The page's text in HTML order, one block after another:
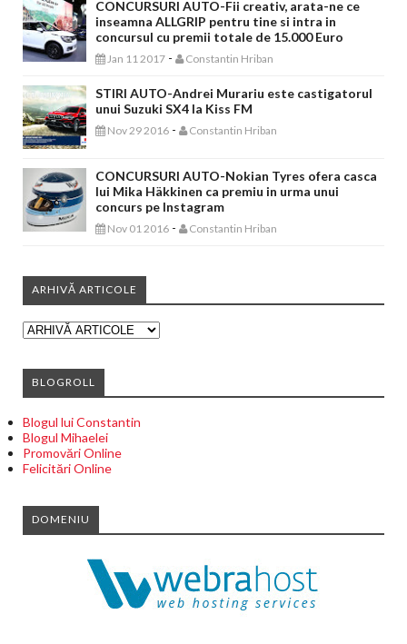
CONCURSURI AUTO-Fii creativ, arata-ne ce
inseamna ALLGRIP pentru tine si intra in
concursul cu premii totale de 15.000 Euro
Jan 11 2017 - Constantin Hriban
STIRI AUTO-Andrei Murariu este castigatorul
unui Suzuki SX4 la Kiss FM
Nov 29 2016 - Constantin Hriban
CONCURSURI AUTO-Nokian Tyres ofera casca
lui Mika Häkkinen ca premiu in urma unui
concurs pe Instagram
Nov 01 2016 - Constantin Hriban
ARHIVĂ ARTICOLE
BLOGROLL
Blogul lui Constantin
Blogul Mihaelei
Promovări Online
Felicitări Online
DOMENIU